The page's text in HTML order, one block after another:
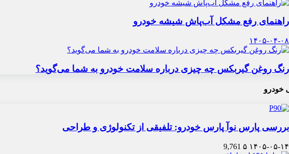
راهنمای رفع مشکل آب‌پاش شیشه خودرو
۱۴۰۵-۰۴-۰۸
رنگ روغن گیربکس چه چیزی درباره سلامت خودرو به شما می‌گوید؟
خودرو
بررسی پارس نوآ پارس خودرو: تلفیقی از تکنولوژی و طراحی
۱۴۰۵-۰۵-۱۴ ۵ 9,761